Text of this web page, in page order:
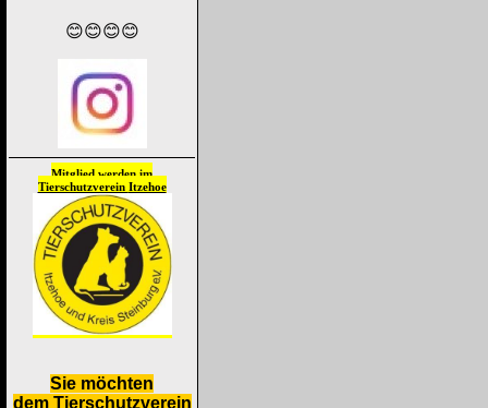
😊😊😊😊
Mitglied werden im
Tierschutzverein Itzehoe
Sie möchten
dem Tierschutzverein